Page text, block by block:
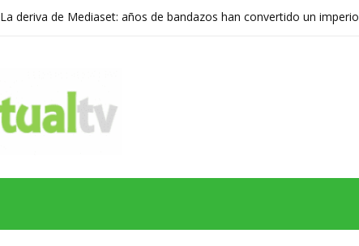
La deriva de Mediaset: años de bandazos han convertido un imperio